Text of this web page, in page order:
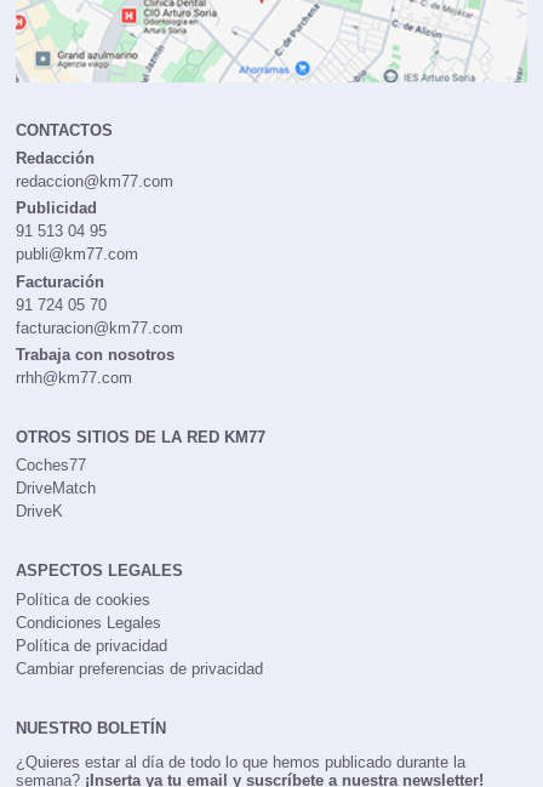
CONTACTOS
Redacción
redaccion@km77.com
Publicidad
91 513 04 95
publi@km77.com
Facturación
91 724 05 70
facturacion@km77.com
Trabaja con nosotros
OTROS SITIOS DE LA RED KM77
Coches77
DriveMatch
ASPECTOS LEGALES
Política de cookies
Condiciones Legales
Política de privacidad
¿Quieres estar al día de todo lo que hemos publicado durante la